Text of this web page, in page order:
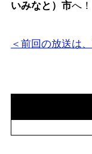
いみなと）市へ！
＜前回の放送は